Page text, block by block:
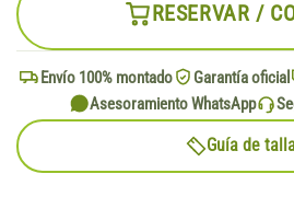
RESERVAR /
Envío 100% montado Garantía oficial
Asesoramiento WhatsApp
Guía de